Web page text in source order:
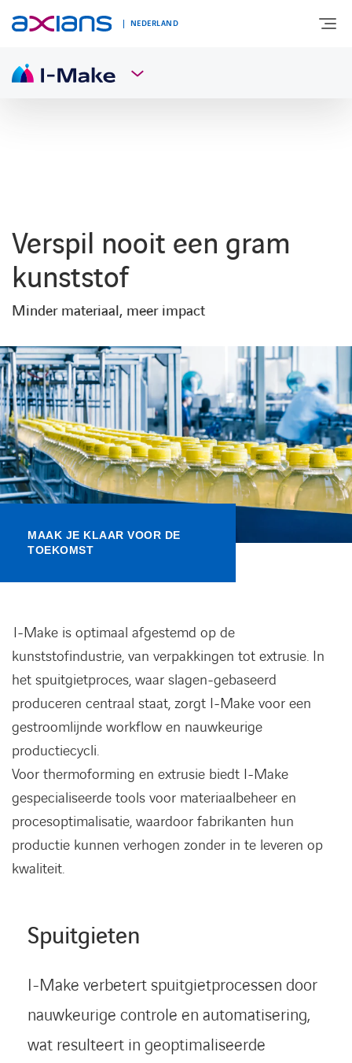
NEDERLAND
NIEUWS & INSPIRATIE
Kennisbank
Referenties
Events
Verspil nooit een gram
kunststof
Minder materiaal, meer impact
MAAK JE KLAAR VOOR DE
TOEKOMST
I-Make is optimaal afgestemd op de
kunststofindustrie, van verpakkingen tot extrusie. In
het spuitgietproces, waar slagen-gebaseerd
produceren centraal staat, zorgt I-Make voor een
gestroomlijnde workflow en nauwkeurige
productiecycli.
Voor thermoforming en extrusie biedt I-Make
gespecialiseerde tools voor materiaalbeheer en
procesoptimalisatie, waardoor fabrikanten hun
productie kunnen verhogen zonder in te leveren op
kwaliteit.
Spuitgieten
I-Make verbetert spuitgietprocessen door
nauwkeurige controle en automatisering,
wat resulteert in geoptimaliseerde